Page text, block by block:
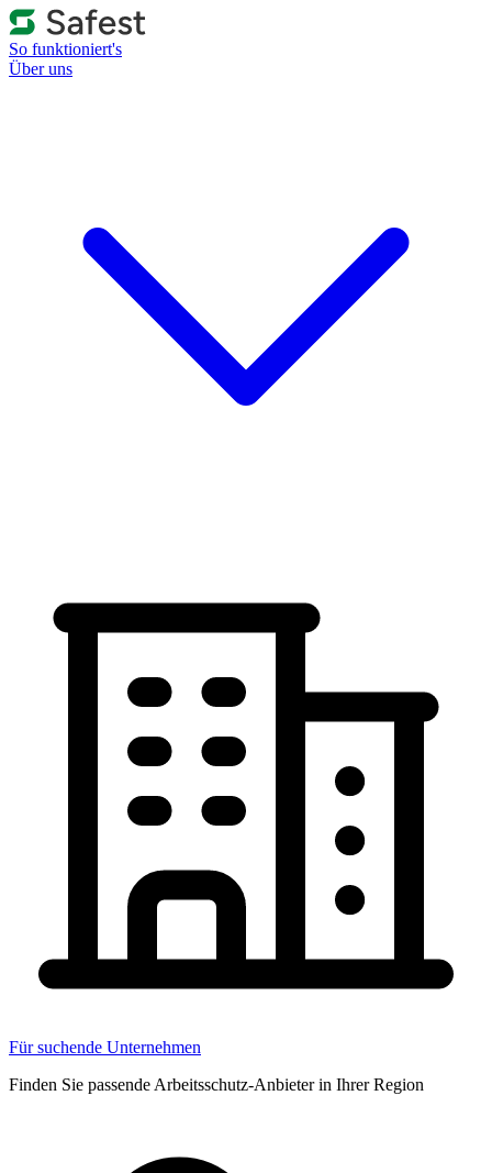
So funktioniert's
Über uns
Für suchende Unternehmen
Finden Sie passende Arbeitsschutz-Anbieter in Ihrer Region